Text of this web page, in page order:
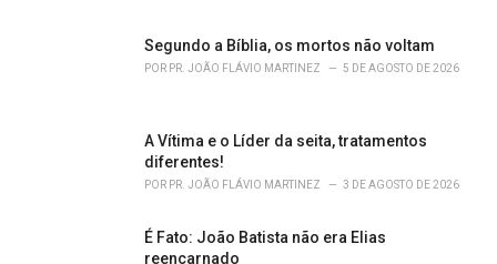
Segundo a Bíblia, os mortos não voltam
POR PR. JOÃO FLÁVIO MARTINEZ 5 DE AGOSTO DE 2026
A Vítima e o Líder da seita, tratamentos
diferentes!
POR PR. JOÃO FLÁVIO MARTINEZ 3 DE AGOSTO DE 2026
É Fato: João Batista não era Elias
reencarnado